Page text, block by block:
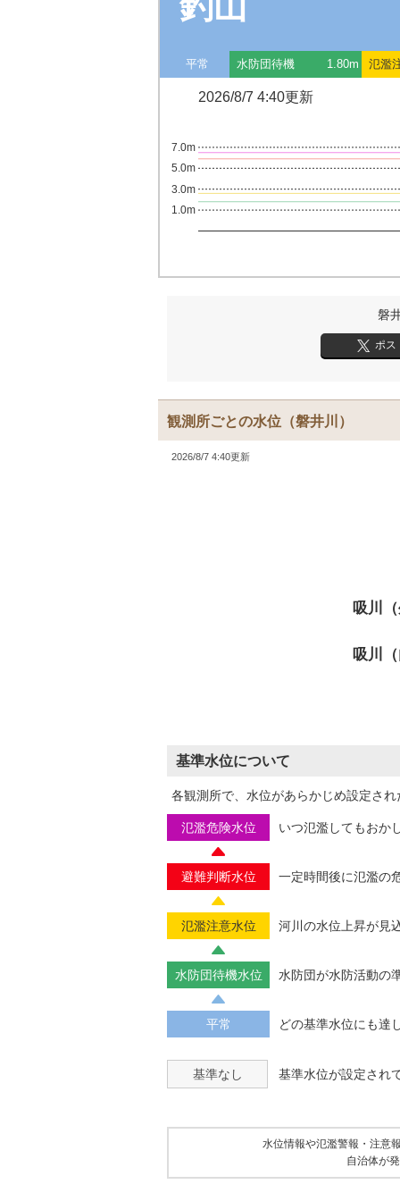
平常 水防団待機 1.80m 氾濫
2026/8/7 4:40更新
1.0m
3.0m
5.0m
7.0m
磐
ポス
観測所ごとの水位 （磐井川）
2026/8/7 4:40更新
吸川
吸川
基準水位について
各観測所で、水位があらかじめ設定さ
氾濫危険水位 いつ氾濫してもおか
避難判断水位 一定時間後に氾濫の
氾濫注意水位 河川の水位上昇が見
水防団待機水位 水防団が水防活動の
平常 どの基準水位にも達
基準なし 基準水位が設定され
水位情報や氾濫警報・注意
自治体が